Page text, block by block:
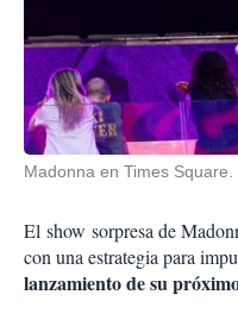
Madonna en Times Square.
El show sorpresa de
con una estrategia para
lanzamiento de su